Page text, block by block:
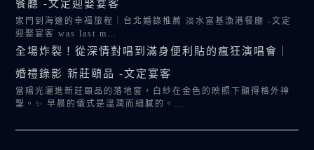
餐廳 -文定迎娶宴客
家門到海邊的幸福旅程｜台北婚錄推薦 淡水富基漁港餐廳 -文定
迎娶宴客 was last m…
全場炸裂！從深情對唱到滿身便利貼的瘋狂演唱會｜
婚禮錄影 新莊頤品 -文定宴客
當陽光灑進新莊頤品的落地窗，白紗在金色的映照下顯得格外神
聖。✨ 早晨的儀式是溫潤而細膩的。…